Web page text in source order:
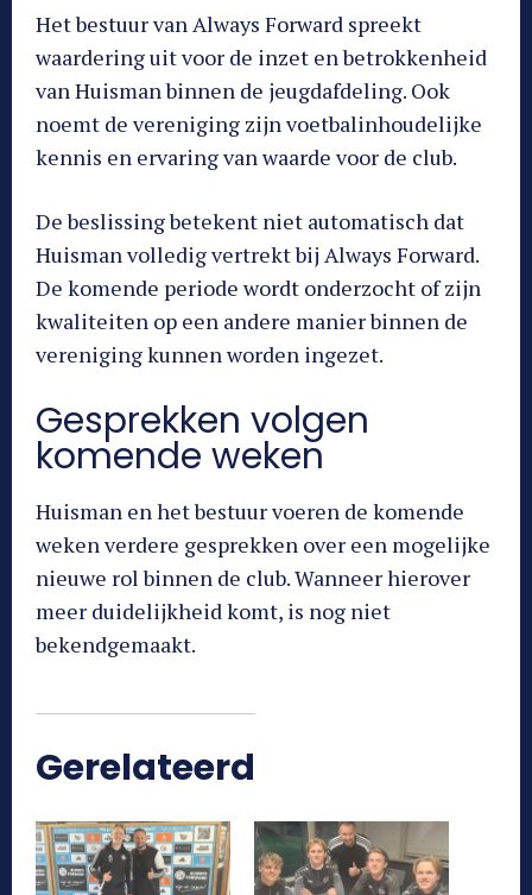
Het bestuur van Always Forward spreekt
waardering uit voor de inzet en betrokkenheid
van Huisman binnen de jeugdafdeling. Ook
noemt de vereniging zijn voetbalinhoudelijke
kennis en ervaring van waarde voor de club.
De beslissing betekent niet automatisch dat
Huisman volledig vertrekt bij Always Forward.
De komende periode wordt onderzocht of zijn
kwaliteiten op een andere manier binnen de
vereniging kunnen worden ingezet.
Gesprekken volgen
komende weken
Huisman en het bestuur voeren de komende
weken verdere gesprekken over een mogelijke
nieuwe rol binnen de club. Wanneer hierover
meer duidelijkheid komt, is nog niet
bekendgemaakt.
Gerelateerd